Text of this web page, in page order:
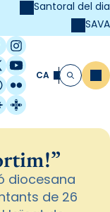
Santoral del dia
SAVA
Instagram
Twitter
YouTube
Flickr
Estel
Catalunya
CA Cerca
diocesana
de 26